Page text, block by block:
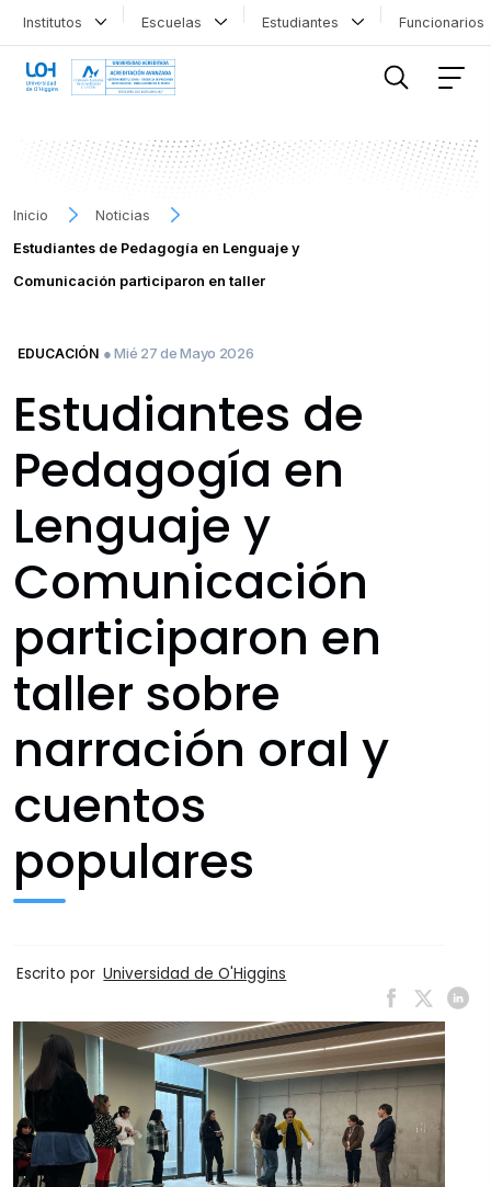
Institutos Escuelas Estudiantes
Inicio
Noticias
Estudiantes de Pedagogía en Lenguaje y
Comunicación participaron en taller
EDUCACIÓN ● Mié 27 de Mayo 2026
Estudiantes de
Pedagogía en
Lenguaje y
Comunicación
participaron en
taller sobre
narración oral y
cuentos
populares
Escrito por Universidad de O'Higgins